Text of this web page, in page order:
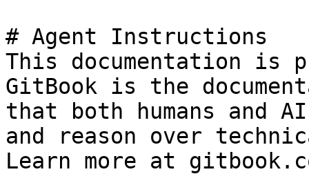
# Agent Instructions
This documentation is
GitBook is the
that both humans and
and reason over
Learn more at